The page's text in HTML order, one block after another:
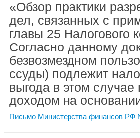
«Обзор практики
дел, связанных с
главы 25 Налогового
Согласно данному
безвозмездном
ссуды) подлежит
выгода в этом
доходом на
Письмо Министерства финансов РФ